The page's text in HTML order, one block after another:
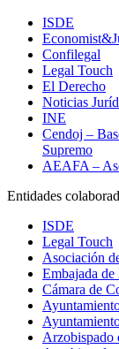
ISDE
Confilegal
Legal Touch
El Derecho
Noticias
INE
Cendoj –
Supremo
AEAFA –
Entidades
ISDE
Legal Touch
Asociación
Embajada de
Cámara de
Arzobispado